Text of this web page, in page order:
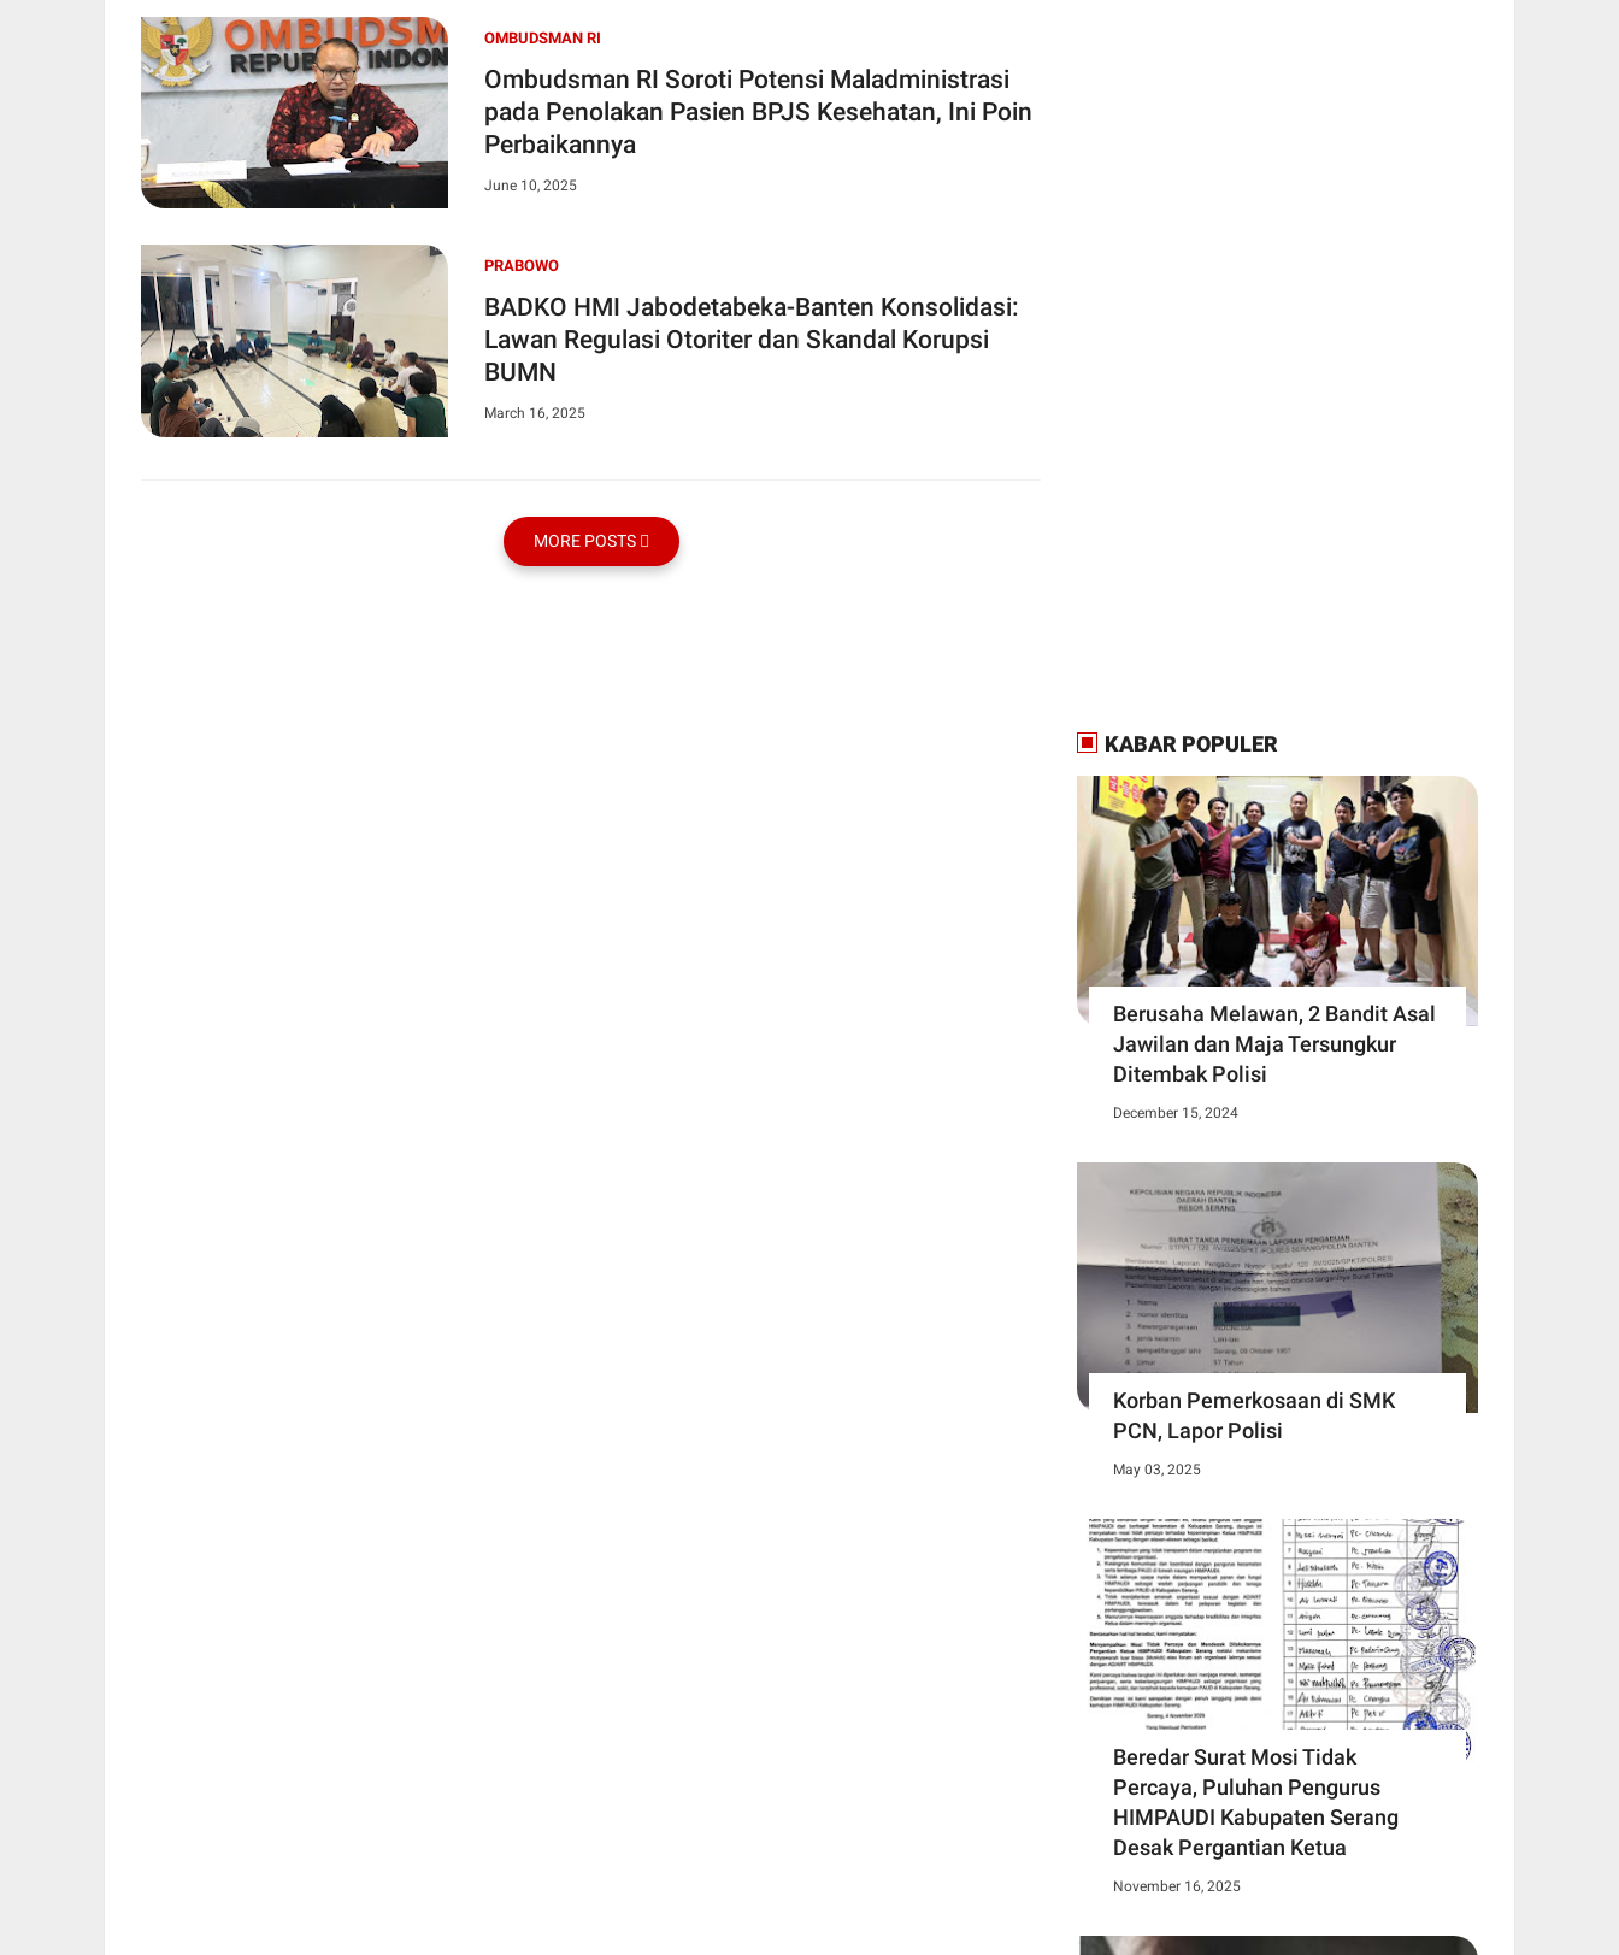
OMBUDSMAN RI
Ombudsman RI Soroti Potensi Maladministrasi
pada Penolakan Pasien BPJS Kesehatan, Ini Poin
Perbaikannya
June 10, 2025
PRABOWO
BADKO HMI Jabodetabeka-Banten Konsolidasi:
Lawan Regulasi Otoriter dan Skandal Korupsi
BUMN
March 16, 2025
MORE POSTS
KABAR POPULER
Berusaha Melawan, 2 Bandit Asal
Jawilan dan Maja Tersungkur
Ditembak Polisi
December 15, 2024
Korban Pemerkosaan di SMK
PCN, Lapor Polisi
May 03, 2025
Beredar Surat Mosi Tidak
Percaya, Puluhan Pengurus
HIMPAUDI Kabupaten Serang
Desak Pergantian Ketua
November 16, 2025